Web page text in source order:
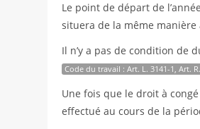
Le point de départ de
situera de la même
Il n’y a pas de condition de
Code du travail : Art. L. 3141-1, Art.
Une fois que le droit à
effectué au cours de la